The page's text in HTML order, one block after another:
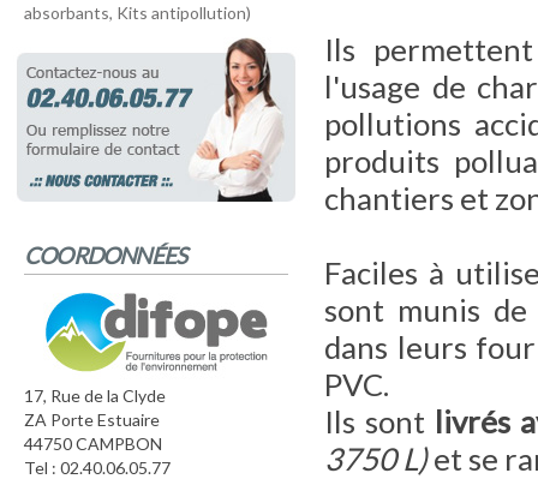
absorbants, Kits antipollution)
COORDONNÉES
17, Rue de la Clyde
ZA Porte Estuaire
44750 CAMPBON
Tel : 02.40.06.05.77
Ils
l'usage de
pollutions
produits
chantiers et
Faciles à
sont munis
dans leurs
PVC.
Ils sont livrés
3750 L)et se